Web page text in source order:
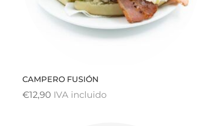
CAMPERO FUSIÓN
€12,90 IVA incluido